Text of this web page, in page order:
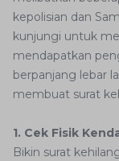
kepolisian dan
kunjungi untuk
mendapatkan
berpanjang lebar
membuat surat
1. Cek Fisik
Bikin surat